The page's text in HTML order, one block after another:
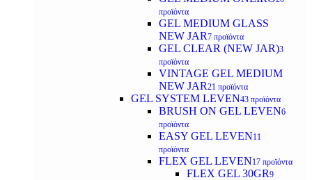
προϊόντα
GEL MEDIUM GLASS
NEW JAR7 προϊόντα
GEL CLEAR (NEW JAR)3
προϊόντα
VINTAGE GEL MEDIUM
NEW JAR21 προϊόντα
GEL SYSTEM LEVEN43 προϊόντα
BRUSH ON GEL LEVEN6
προϊόντα
EASY GEL LEVEN11
προϊόντα
FLEX GEL LEVEN17 προϊόντα
FLEX GEL 30GR9